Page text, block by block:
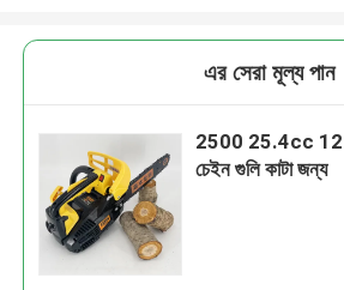
এর সেরা মূল্য পান
2500 25.4cc 12
চেইন গুলি কাটা জন্য